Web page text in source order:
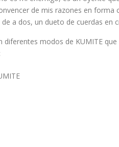
de mis razones en forma
a dos, un dueto de cuerdas en
diferentes modos de KUMITE